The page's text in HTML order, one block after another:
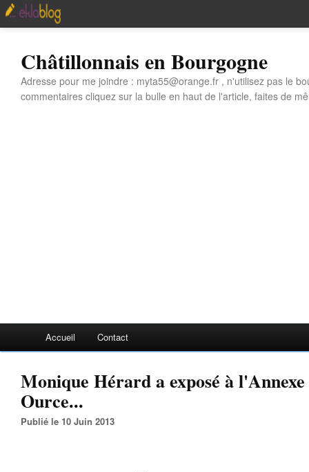
Châtillonnais en Bourgogne
Adresse pour me joindre : myta55@orange.fr , n'utilisez pas le
commentaires cliquez sur la bulle en haut de l'article, faites de
Accueil Contact
Monique Hérard a exposé à
Ource...
Publié le 10 Juin 2013